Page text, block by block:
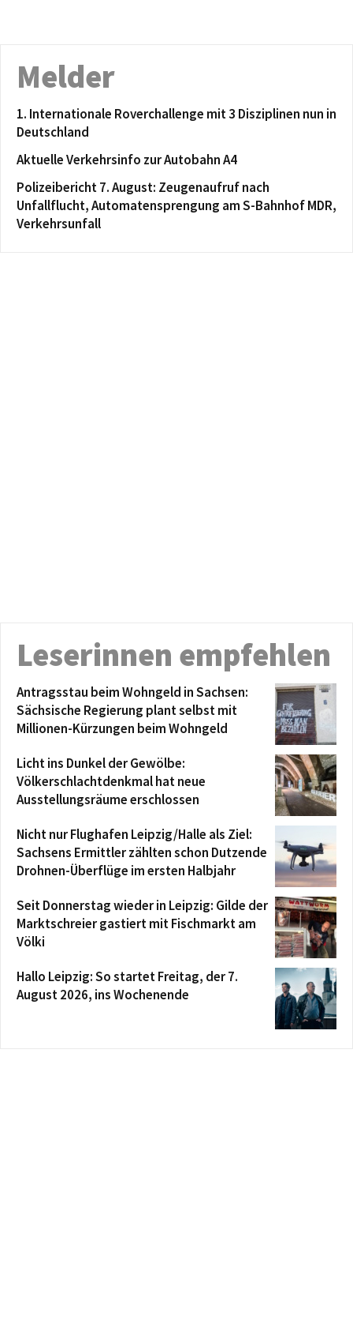
Melder
1. Internationale Roverchallenge mit 3 Disziplinen nun in
Deutschland
Aktuelle Verkehrsinfo zur Autobahn A4
Polizeibericht 7. August: Zeugenaufruf nach
Unfallflucht, Automatensprengung am S-Bahnhof MDR,
Verkehrsunfall
Leserinnen empfehlen
Antragsstau beim Wohngeld in Sachsen:
Sächsische Regierung plant selbst mit
Millionen-Kürzungen beim Wohngeld
Licht ins Dunkel der Gewölbe:
Völkerschlachtdenkmal hat neue
Ausstellungsräume erschlossen
Nicht nur Flughafen Leipzig/Halle als Ziel:
Sachsens Ermittler zählten schon Dutzende
Drohnen-Überflüge im ersten Halbjahr
Seit Donnerstag wieder in Leipzig: Gilde der
Marktschreier gastiert mit Fischmarkt am
Völki
Hallo Leipzig: So startet Freitag, der 7.
August 2026, ins Wochenende